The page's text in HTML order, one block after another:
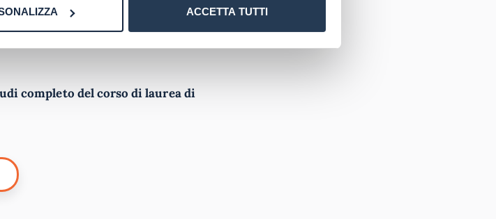
ACCETTA TUTTI
e informatica, tirocini e infine, la
completo del corso di laurea di